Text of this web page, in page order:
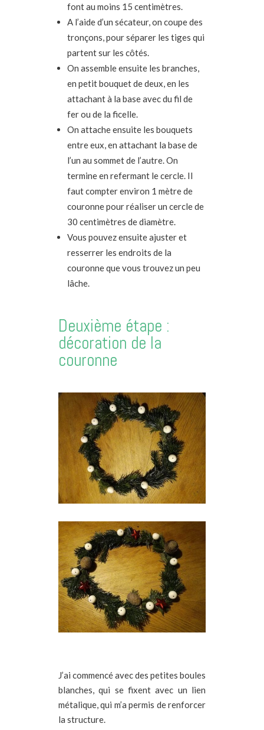
font au moins 15 centimètres.
A l’aide d’un sécateur, on coupe des
tronçons, pour séparer les tiges qui
partent sur les côtés.
On assemble ensuite les branches,
en petit bouquet de deux, en les
attachant à la base avec du fil de
fer ou de la ficelle.
On attache ensuite les bouquets
entre eux, en attachant la base de
l’un au sommet de l’autre. On
termine en refermant le cercle. Il
faut compter environ 1 mètre de
couronne pour réaliser un cercle de
30 centimètres de diamètre.
Vous pouvez ensuite ajuster et
resserrer les endroits de la
couronne que vous trouvez un peu
lâche.
Deuxième étape :
décoration de la
couronne
J’ai commencé avec des petites boules
blanches, qui se fixent avec un lien
métalique, qui m’a permis de renforcer
la structure.